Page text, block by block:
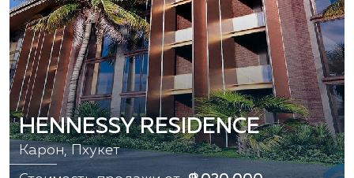
HENNESSY RESIDENCE
Карон, Пхукет